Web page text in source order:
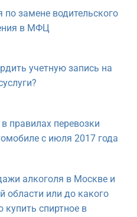
по замене водительского
в МФЦ
учетную запись на
правилах перевозки
с июля 2017 года
алкоголя в Москве и
области или до какого
спиртное в